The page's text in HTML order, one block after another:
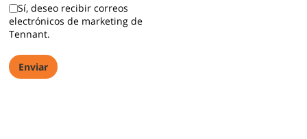
Sí, deseo recibir correos
electrónicos de marketing de
Tennant.